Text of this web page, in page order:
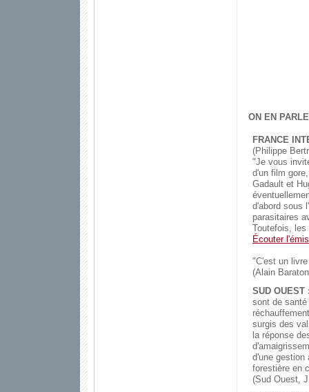
ON EN
FRANCE
(Philippe
"Je vous
d'un film
Gadault et
d'abord sous
parasitaires
Toutefois,
Écouter
"C'est un
(Alain
SUD OUEST
sont de
surgis des
la réponse
d'une gestion
forestière en
(Sud Ouest,